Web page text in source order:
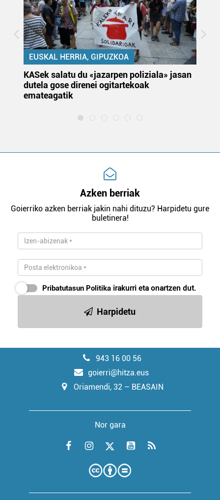
EUSKAL HERRIA, GIPUZKOA
KASek salatu du «jazarpen poliziala» jasan
dutela gose direnei ogitartekoak
emateagatik
Azken berriak
Goierriko azken berriak jakin nahi dituzu? Harpidetu gure
buletinera!
Pribatutasun Politika irakurri eta onartzen dut.
Harpidetu
943 16 00 56
goierri@hitza.eus
Oriamendi, 32 – BEASAIN
Nor gara